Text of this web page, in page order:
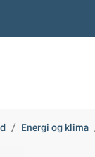
Energi og klima